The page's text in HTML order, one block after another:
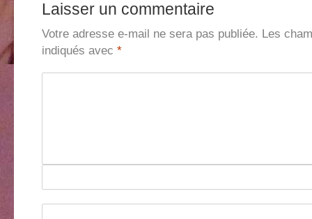
Laisser un commentaire
Votre adresse e-mail ne sera pas publiée. Les
indiqués avec *